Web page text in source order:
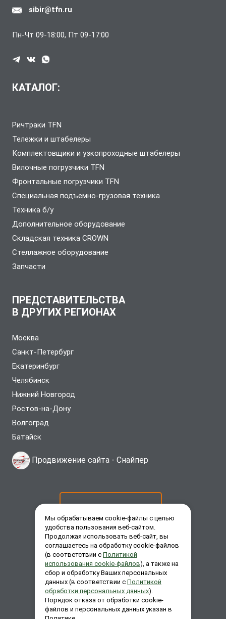
sibir@tfn.ru
Пн-Чт 09-18:00, Пт 09-17:00
КАТАЛОГ:
Ричтраки TFN
Тележки и штабелеры
Комплектовщики и узкопроходные штабелеры
Вилочные погрузчики TFN
Фронтальные погрузчики TFN
Специальная подъемно-грузовая техника
Техника б/у
Дополнительное оборудование
Складская техника CROWN
Стеллажное оборудование
Запчасти
ПРЕДСТАВИТЕЛЬСТВА
В ДРУГИХ РЕГИОНАХ
Москва
Санкт-Петербург
Екатеринбург
Челябинск
Нижний Новгород
Ростов-на-Дону
Волгоград
Батайск
Продвижение сайта - Снайпер
ЗАКАЗАТЬ ЗВОНОК
ЗАДАТЬ ВОПРОС
Мы обрабатываем cookie-файлы с целью
удобства пользования веб-сайтом.
Продолжая использовать веб-сайт, вы
соглашаетесь на обработку cookie-файлов
(в соответствии с Политикой
использования cookie-файлов), а также на
сбор и обработку Ваших персональных
данных (в соответствии с Политикой
обработки персональных данных).
Порядок отказа от обработки cookie-
файлов и персональных данных указан в